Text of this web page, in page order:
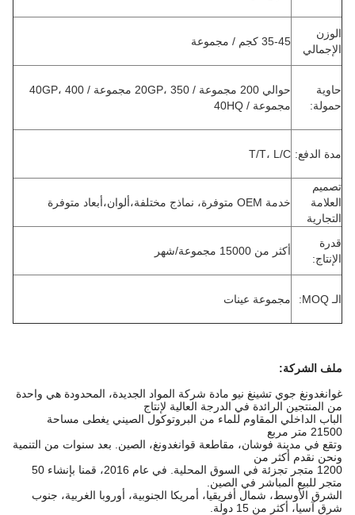
الوزن
الإجمالي
35-45 كجم / مجموعة
حاوية
حمولة:
حوالي 200 مجموعة / 20GP، 350 مجموعة / 40GP، 400
مجموعة / 40HQ
مدة الدفع: T/T، L/C
تصميم
العلامة
التجارية
خدمة OEM متوفرة، نماذج مختلفة،ألوان،أبعاد متوفرة
قدرة
الإنتاج:
أكثر من 15000 مجموعة/شهر
الـ MOQ: مجموعة عينات
ملف الشركة:
غوانغدونغ جوي تشينغ نيو مادة شركة المواد الجديدة، المحدودة هي واحدة
من المنتجين الرائدة في الدرجة العالية لإنتاج
الباب الداخلي المقاوم للماء من البروتوكول الصيني يغطى مساحة
21500 متر مربع
وتقع في مدينة فوشان، مقاطعة قوانغدونغ، الصين. بعد سنوات من التنمية
ونحن نقدم أكثر من
1200 متجر تجزئة في السوق المحلية. في عام 2016، قمنا بإنشاء 50
متجر للبيع المباشر في الصين.
الشرق الأوسط، شمال أفريقيا، أمريكا الجنوبية، أوروبا الغربية، جنوب
شرق آسيا، أكثر من 15 دولة.